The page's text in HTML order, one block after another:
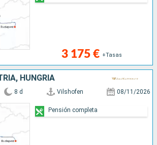
3 175 € +Tasas
HUNGRÍA
8 d Vilshofen 08/11/2026
Pensión completa